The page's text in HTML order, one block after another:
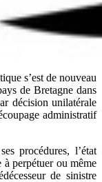
s’est de nouveau
de Bretagne dans
décision unilatérale
administratif
procédures, l’état
perpétuer ou même
de sinistre